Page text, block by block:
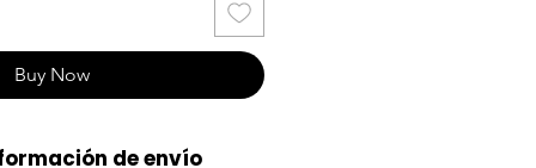
Buy Now
de envío